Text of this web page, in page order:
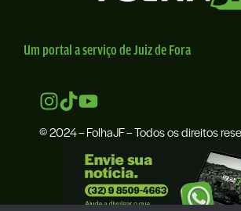
Um portal a serviço de Juiz de Fora
© 2024 – FolhaJF – Todos os direitos